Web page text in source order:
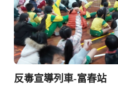
反毒宣導列車-富春站